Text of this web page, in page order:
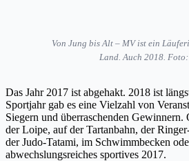
Von Jung bis Alt – MV ist ein
Land. Auch 2018. Foto:
Das Jahr 2017 ist abgehakt. 2018 ist
Sportjahr gab es eine Vielzahl von
Siegern und überraschenden
der Loipe, auf der Tartanbahn, der
der Judo-Tatami, im Schwimmbecken
abwechslungsreiches sportives 2017.